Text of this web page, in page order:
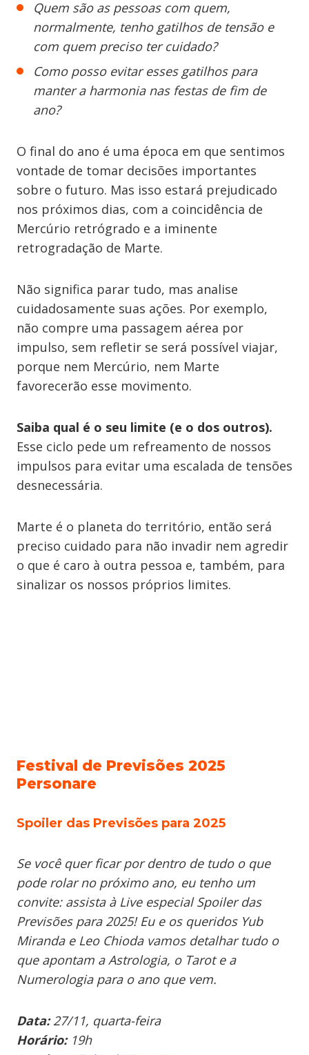
Quem são as pessoas com quem,
normalmente, tenho gatilhos de tensão e
com quem preciso ter cuidado?
Como posso evitar esses gatilhos para
manter a harmonia nas festas de fim de
ano?
O final do ano é uma época em que sentimos
vontade de tomar decisões importantes
sobre o futuro. Mas isso estará prejudicado
nos próximos dias, com a coincidência de
Mercúrio retrógrado e a iminente
retrogradação de Marte.
Não significa parar tudo, mas analise
cuidadosamente suas ações. Por exemplo,
não compre uma passagem aérea por
impulso, sem refletir se será possível viajar,
porque nem Mercúrio, nem Marte
favorecerão esse movimento.
Saiba qual é o seu limite (e o dos outros).
Esse ciclo pede um refreamento de nossos
impulsos para evitar uma escalada de tensões
desnecessária.
Marte é o planeta do território, então será
preciso cuidado para não invadir nem agredir
o que é caro à outra pessoa e, também, para
sinalizar os nossos próprios limites.
Festival de Previsões 2025
Personare
Spoiler das Previsões para 2025
Se você quer ficar por dentro de tudo o que
pode rolar no próximo ano, eu tenho um
convite: assista à Live especial Spoiler das
Previsões para 2025! Eu e os queridos Yub
Miranda e Leo Chioda vamos detalhar tudo o
que apontam a Astrologia, o Tarot e a
Numerologia para o ano que vem.
Data:27/11, quarta-feira
Horário:19h